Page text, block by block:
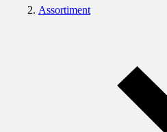
Assortiment